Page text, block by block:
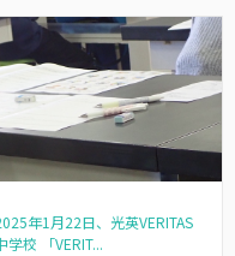
年1月22日、光英VERITAS
学校 「VERIT...